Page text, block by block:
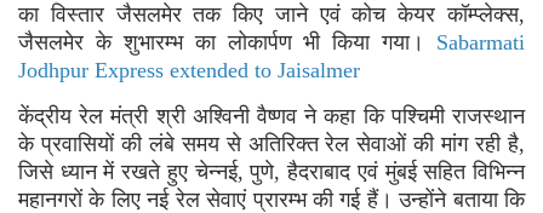
का विस्तार जैसलमेर तक किए जाने एवं कोच केयर कॉम्प्लेक्स,
जैसलमेर के शुभारम्भ का लोकार्पण भी किया गया। Sabarmati
Jodhpur Express extended to Jaisalmer
केंद्रीय रेल मंत्री श्री अश्विनी वैष्णव ने कहा कि पश्चिमी राजस्थान
के प्रवासियों की लंबे समय से अतिरिक्त रेल सेवाओं की मांग रही है,
जिसे ध्यान में रखते हुए चेन्नई, पुणे, हैदराबाद एवं मुंबई सहित विभिन्न
महानगरों के लिए नई रेल सेवाएं प्रारम्भ की गई हैं। उन्होंने बताया कि